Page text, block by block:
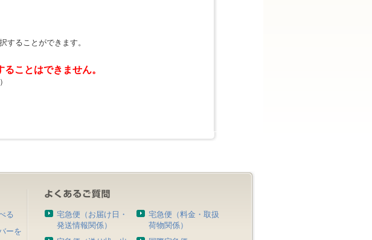
することができます。
ことはできません。
る
ーを
宅急便（お届け日・
発送情報関係）
宅急便（料金・取扱
荷物関係）